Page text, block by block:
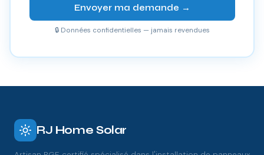
Envoyer ma demande →
🔒 Données confidentielles — jamais revendues
RJ Home Solar